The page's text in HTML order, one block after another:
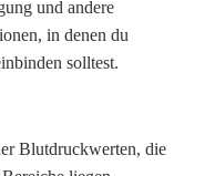
und andere
in denen du
solltest.
Blutdruckwerten, die